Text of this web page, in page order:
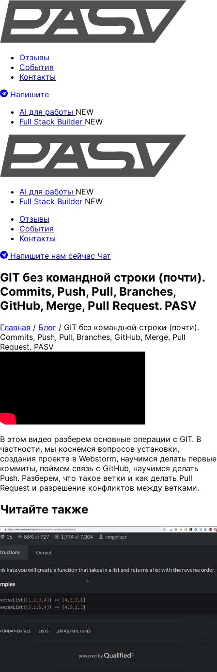
Отзывы
События
Контакты
Напишите
AI для работы NEW
Full Stack Builder NEW
AI для работы NEW
Full Stack Builder NEW
Отзывы
События
Контакты
Напишите нам сейчас Чат
GIT без командной строки (почти).
Commits, Push, Pull, Branches,
GitHub, Merge, Pull Request. PASV
Главная / Блог / GIT без командной строки (почти).
Commits, Push, Pull, Branches, GitHub, Merge, Pull
Request. PASV
В этом видео разберем основные операции с GIT. В
частности, мы коснемся вопросов установки,
создания проекта в Webstorm, научимся делать первые
коммиты, поймем связь с GitHub, научимся делать
Push. Разберем, что такое ветки и как делать Pull
Request и разрешение конфликтов между ветками.
Читайте также